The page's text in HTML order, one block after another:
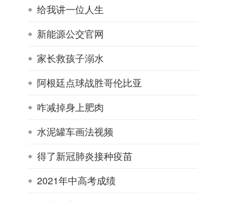
给我讲一位人生
新能源公交官网
家长救孩子溺水
阿根廷点球战胜哥伦比亚
咋减掉身上肥肉
水泥罐车画法视频
得了新冠肺炎接种疫苗
2021年中高考成绩